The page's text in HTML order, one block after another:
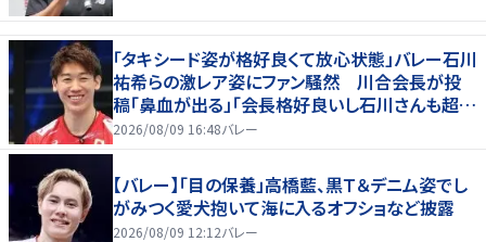
「タキシード姿が格好良くて放心状態」バレー石川
祐希らの激レア姿にファン騒然 川合会長が投
稿「鼻血が出る」「会長格好良いし石川さんも超格
好いい」
2026/08/09 16:48バレー
【バレー】「目の保養」高橋藍、黒Ｔ＆デニム姿でし
がみつく愛犬抱いて海に入るオフショなど披露
2026/08/09 12:12バレー